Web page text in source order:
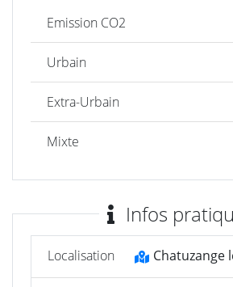
Emission CO2
Urbain
Extra-Urbain
Mixte
Infos
Localisation Chatuzange